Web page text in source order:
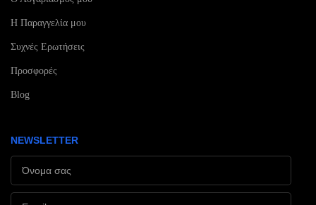
Η Παραγγελία μου
Συχνές Ερωτήσεις
Προσφορές
Blog
NEWSLETTER